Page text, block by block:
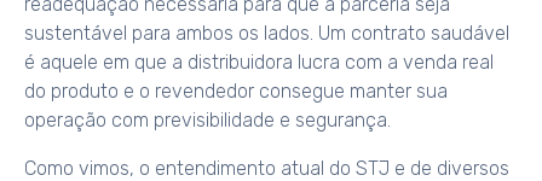
sustentável para ambos os lados. Um contrato saudável
é aquele em que a distribuidora lucra com a venda real
do produto e o revendedor consegue manter sua
operação com previsibilidade e segurança.
Como vimos, o entendimento atual do STJ e de diversos